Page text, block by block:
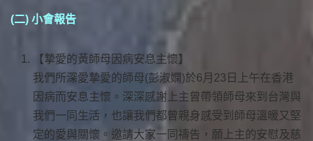
(二) 小會報告
【摯愛的黃師母因病安息主懷】
我們所深愛摯愛的師母(彭淑嫻)於6月23日上午在香港
因病而安息主懷。深深感謝上主曾帶領師母來到台灣與
我們一同生活，也讓我們都曾親身感受到師母溫暖又堅
定的愛與關懷。邀請大家一同禱告，願上主的安慰及慈